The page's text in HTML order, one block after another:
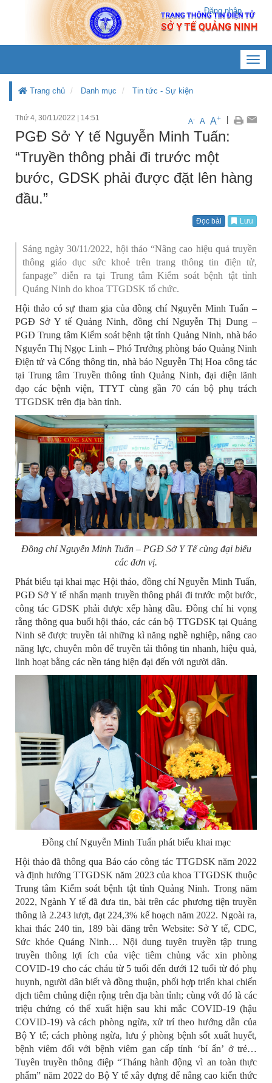
Đăng nhập
Trang chủ Danh mục Tin tức - Sự kiện
Thứ 4, 30/11/2022 14:51 A- A A+
PGĐ Sở Y tế Nguyễn Minh Tuấn:
“Truyền thông phải đi trước một
bước, GDSK phải được đặt lên hàng
đầu.”
Đọc bài Lưu
Sáng ngày 30/11/2022, hội thảo “Nâng cao hiệu quả truyền
thông giáo dục sức khoẻ trên trang thông tin điện tử,
fanpage” diễn ra tại Trung tâm Kiểm soát bệnh tật tỉnh
Quảng Ninh do khoa TTGDSK tổ chức.
Hội thảo có sự tham gia của đồng chí Nguyễn Minh Tuấn –
PGĐ Sở Y tế Quảng Ninh, đồng chí Nguyễn Thị Dung –
PGĐ Trung tâm Kiểm soát bệnh tật tỉnh Quảng Ninh, nhà báo
Nguyễn Thị Ngọc Linh – Phó Trưởng phòng báo Quảng Ninh
Điện tử và Cổng thông tin, nhà báo Nguyễn Thị Hoa công tác
tại Trung tâm Truyền thông tỉnh Quảng Ninh, đại diện lãnh
đạo các bệnh viện, TTYT cùng gần 70 cán bộ phụ trách
TTGDSK trên địa bàn tỉnh.
Đồng chí Nguyễn Minh Tuấn – PGĐ Sở Y Tế cùng đại biểu
các đơn vị.
Phát biểu tại khai mạc Hội thảo, đồng chí Nguyễn Minh Tuấn,
PGĐ Sở Y tế nhấn mạnh truyền thông phải đi trước một bước,
công tác GDSK phải được xếp hàng đầu. Đồng chí hi vọng
rằng thông qua buổi hội thảo, các cán bộ TTGDSK tại Quảng
Ninh sẽ được truyền tải những kì năng nghề nghiệp, nâng cao
năng lực, chuyên môn để truyền tải thông tin nhanh, hiệu quả,
linh hoạt bằng các nền tảng hiện đại đến với người dân.
Đồng chí Nguyễn Minh Tuấn phát biểu khai mạc
Hội thảo đã thông qua Báo cáo công tác TTGDSK năm 2022
và định hướng TTGDSK năm 2023 của khoa TTGDSK thuộc
Trung tâm Kiểm soát bệnh tật tỉnh Quảng Ninh. Trong năm
2022, Ngành Y tế đã đưa tin, bài trên các phương tiện truyền
thông là 2.243 lượt, đạt 224,3% kế hoạch năm 2022. Ngoài ra,
khai thác 240 tin, 189 bài đăng trên Website: Sở Y tế, CDC,
Sức khỏe Quảng Ninh… Nội dung tuyên truyền tập trung
truyền thông lợi ích của việc tiêm chủng vắc xin phòng
COVID-19 cho các cháu từ 5 tuổi đến dưới 12 tuổi từ đó phụ
huynh, người dân biết và đồng thuận, phối hợp triển khai chiến
dịch tiêm chủng diện rộng trên địa bàn tỉnh; cùng với đó là các
triệu chứng có thể xuất hiện sau khi mắc COVID-19 (hậu
COVID-19) và cách phòng ngừa, xử trí theo hướng dẫn của
Bộ Y tế; cách phòng ngừa, lưu ý phòng bệnh sốt xuất huyết,
bệnh viêm đối với bệnh viêm gan cấp tính ‘bí ẩn’ ở trẻ…
Tuyên truyền thông điệp “Tháng hành động vì an toàn thực
phẩm” năm 2022 do Bộ Y tế xây dựng để nâng cao kiến thức